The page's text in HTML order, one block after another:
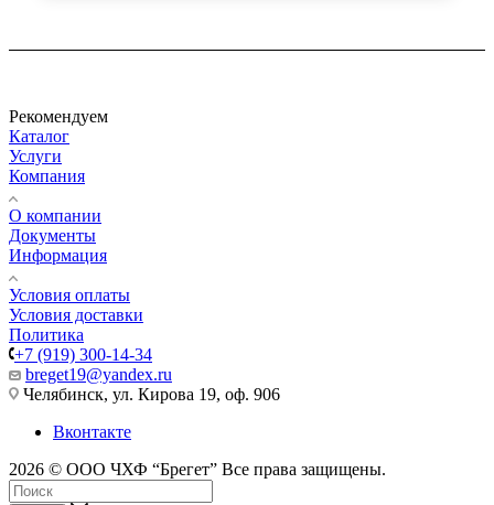
Рекомендуем
Каталог
Услуги
Компания
О компании
Документы
Информация
Условия оплаты
Условия доставки
Политика
+7 (919) 300-14-34
breget19@yandex.ru
Челябинск, ул. Кирова 19, оф. 906
Вконтакте
2026 © ООО ЧХФ “Брегет” Все права защищены.